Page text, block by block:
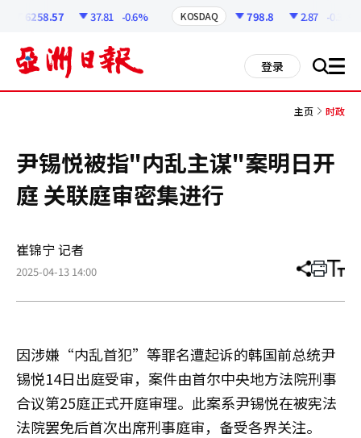
6258.57 37.81 -0.6% KOSDAQ 798.8 2.87 -0.36%
登录 搜 all
主页 时政
尹锡悦被指"内乱主谋"案明日开
庭 关联庭审密集进行
崔锦宁 记者
2025-04-13 14:00 分
章
打 调
小
因涉嫌“内乱首犯”等罪名遭起诉的韩国前总统尹
锡悦14日出庭受审，案件由首尔中央地方法院刑事
合议第25庭正式开庭审理。此案系尹锡悦在被宪法
法院罢免后首次出席刑事庭审，备受各界关注。